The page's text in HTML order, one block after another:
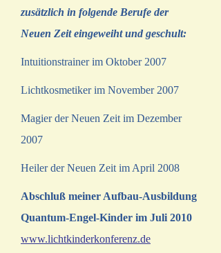
zusätzlich in folgende Berufe der
Neuen Zeit eingeweiht und geschult:
Intuitionstrainer im Oktober 2007
Lichtkosmetiker im November 2007
Magier der Neuen Zeit im Dezember
2007
Heiler der Neuen Zeit im April 2008
Abschluß meiner Aufbau-Ausbildung
Quantum-Engel-Kinder im Juli 2010
www.lichtkinderkonferenz.de